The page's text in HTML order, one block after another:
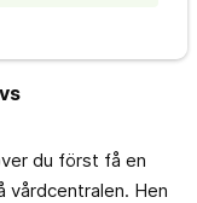
du först få en
vårdcentralen. Hen